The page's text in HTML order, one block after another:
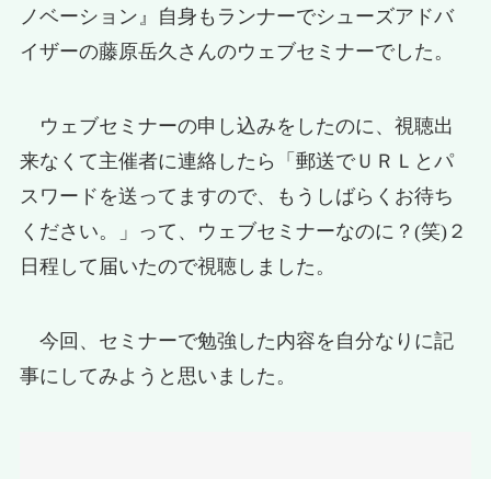
ノベーション』自身もランナーでシューズアドバ
イザーの藤原岳久さんのウェブセミナーでした。
ウェブセミナーの申し込みをしたのに、視聴出
来なくて主催者に連絡したら「郵送でＵＲＬとパ
スワードを送ってますので、もうしばらくお待ち
ください。」って、ウェブセミナーなのに？(笑)２
日程して届いたので視聴しました。
今回、セミナーで勉強した内容を自分なりに記
事にしてみようと思いました。